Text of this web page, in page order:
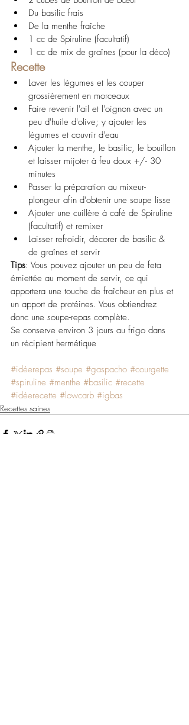
Du basilic frais
De la menthe fraîche
1 cc de Spiruline (facultatif)
1 cc de mix de graînes (pour la déco)
Recette
Laver les légumes et les couper
grossièrement en morceaux
Faire revenir l'ail et l'oignon avec un
peu d'huile d'olive; y ajouter les
légumes et couvrir d'eau
Ajouter la menthe, le basilic, le bouillon
et laisser mijoter à feu doux +/- 30
minutes
Passer la préparation au mixeur-
plongeur afin d'obtenir une soupe lisse
Ajouter une cuillère à café de Spiruline
(facultatif) et remixer
Laisser refroidir, décorer de basilic &
de graînes et servir
Tips: Vous pouvez ajouter un peu de feta
émiettée au moment de servir, ce qui
apportera une touche de fraîcheur en plus et
un apport de protéines. Vous obtiendrez
donc une soupe-repas complète.
Se conserve environ 3 jours au frigo dans
un récipient hermétique
#idéerepas #soupe #gaspacho #courgette
#spiruline #menthe #basilic #recette
#idéerecette #lowcarb #igbas
Recettes saines